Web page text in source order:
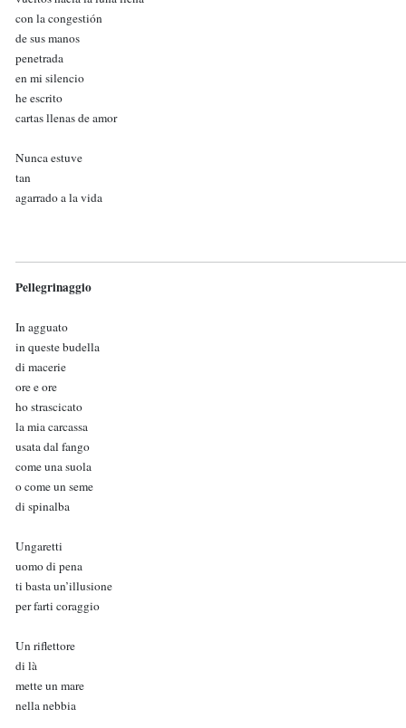
con la congestión
de sus manos
penetrada
en mi silencio
he escrito
cartas llenas de amor
Nunca estuve
tan
agarrado a la vida
Pellegrinaggio
In agguato
in queste budella
di macerie
ore e ore
ho strascicato
la mia carcassa
usata dal fango
come una suola
o come un seme
di spinalba
Ungaretti
uomo di pena
ti basta un’illusione
per farti coraggio
Un riflettore
di là
mette un mare
nella nebbia